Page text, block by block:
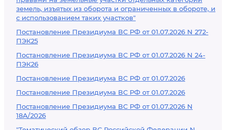
земель, изъятых из оборота и ограниченных в обороте, и
с использованием таких участков"
Постановление Президиума ВС РФ от 01.07.2026 N 272-
ПЭК25
Постановление Президиума ВС РФ от 01.07.2026 N 24-
ПЭК26
Постановление Президиума ВС РФ от 01.07.2026
Постановление Президиума ВС РФ от 01.07.2026
Постановление Президиума ВС РФ от 01.07.2026 N
18А/2026